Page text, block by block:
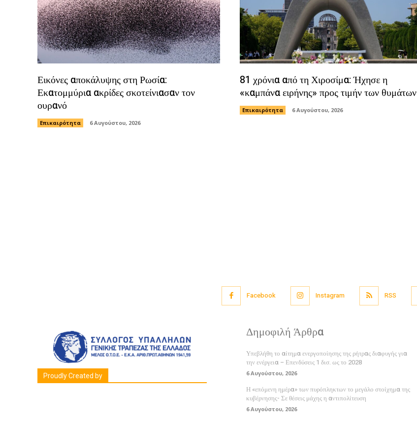
Εικόνες αποκάλυψης στη Ρωσία:
Εκατομμύρια ακρίδες σκοτείνιασαν τον
ουρανό
Επικαιρότητα 6 Αυγούστου, 2026
81 χρόνια από τη Χιροσίμα: Ήχησε η
«καμπάνα ειρήνης» προς τιμήν των θυμάτων
Επικαιρότητα 6 Αυγούστου, 2026
Facebook Instagram RSS
Proudly Created by
Δημοφιλή Άρθρα
Υπεβλήθη το αίτημα ενεργοποίησης της ρήτρας διαφυγής για
την ενέργεια – Επενδύσεις 1 δισ. ως το 2028
6 Αυγούστου, 2026
Η «επόμενη ημέρα» των πυρόπληκτων το μεγάλο στοίχημα της
κυβέρνησης- Σε θέσεις μάχης η αντιπολίτευση
6 Αυγούστου, 2026